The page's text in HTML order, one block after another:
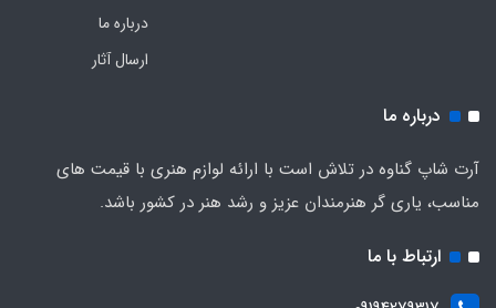
درباره ما
ارسال آثار
درباره ما
آرت شاپ گناوه در تلاش است با ارائه لوازم هنری با قیمت های
مناسب، یاری گر هنرمندان عزیز و رشد هنر در کشور باشد.
ارتباط با ما